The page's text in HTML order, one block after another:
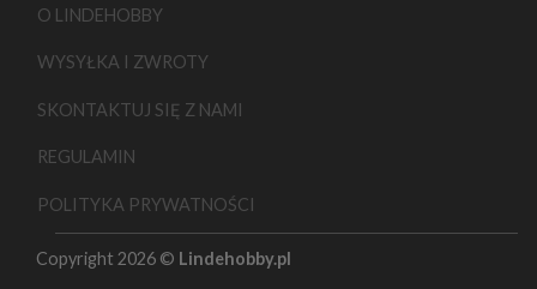
O LINDEHOBBY
WYSYŁKA I ZWROTY
SKONTAKTUJ SIĘ Z NAMI
REGULAMIN
POLITYKA PRYWATNOŚCI
Copyright 2026 © Lindehobby.pl